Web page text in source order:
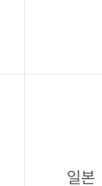
일본